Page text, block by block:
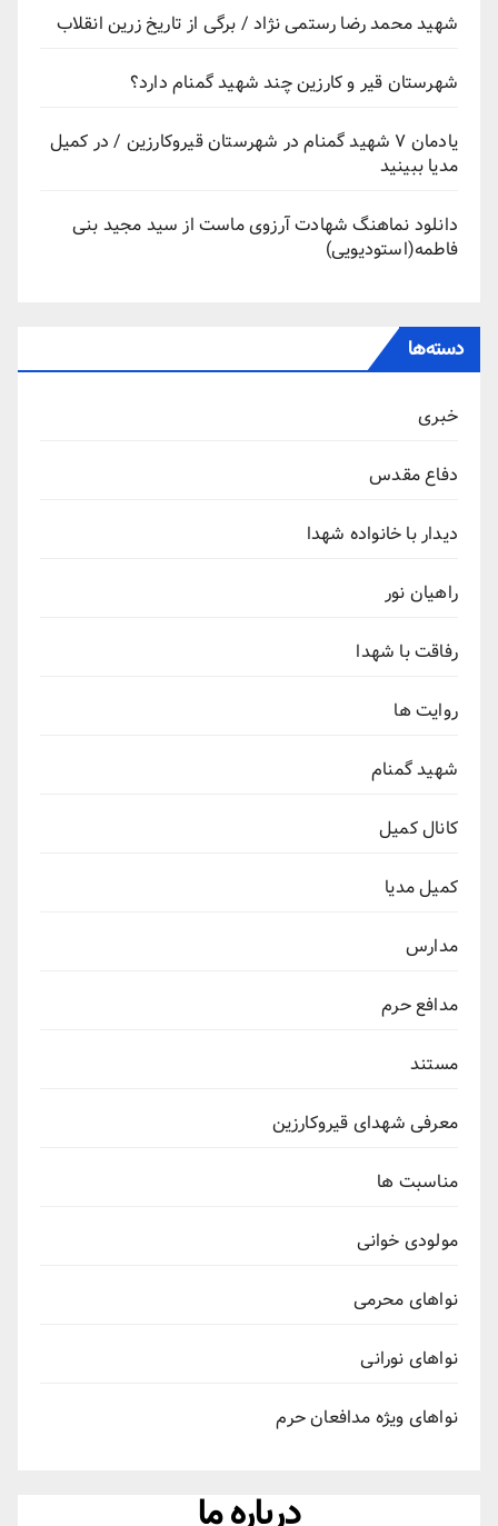
شهید محمد رضا رستمی نژاد / برگی از تاریخ زرین انقلاب
شهرستان قیر و کارزین چند شهید گمنام دارد؟
یادمان ۷ شهید گمنام در شهرستان قیروکارزین / در کمیل
مدیا ببینید
دانلود نماهنگ شهادت آرزوی ماست از سید مجید بنی
فاطمه(استودیویی)
دسته‌ها
خبری
دفاع مقدس
دیدار با خانواده شهدا
راهیان نور
رفاقت با شهدا
روایت ها
شهید گمنام
کانال کمیل
کمیل مدیا
مدارس
مدافع حرم
مستند
معرفی شهدای قیروکارزین
مناسبت ها
مولودی خوانی
نواهای محرمی
نواهای نورانی
نواهای ویژه مدافعان حرم
درباره ما